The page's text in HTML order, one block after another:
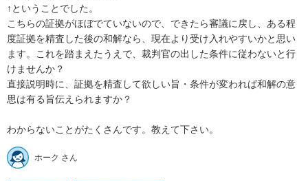
↑ということでした。
こちらの証拠がほぼでていないので、できたら審議に戻し、ある程
度証拠を精査した後の和解なら、現在より受け入れやすいかと思い
ます。これを踏まえたうえで、裁判官の出した条件に従わないと行
けませんか？
直接説明時に、証拠を精査して欲しい旨・条件が変われば和解の意
思は有る旨伝えられますか？
わからないことがたくさんです。教えて下さい。
ホーク さん